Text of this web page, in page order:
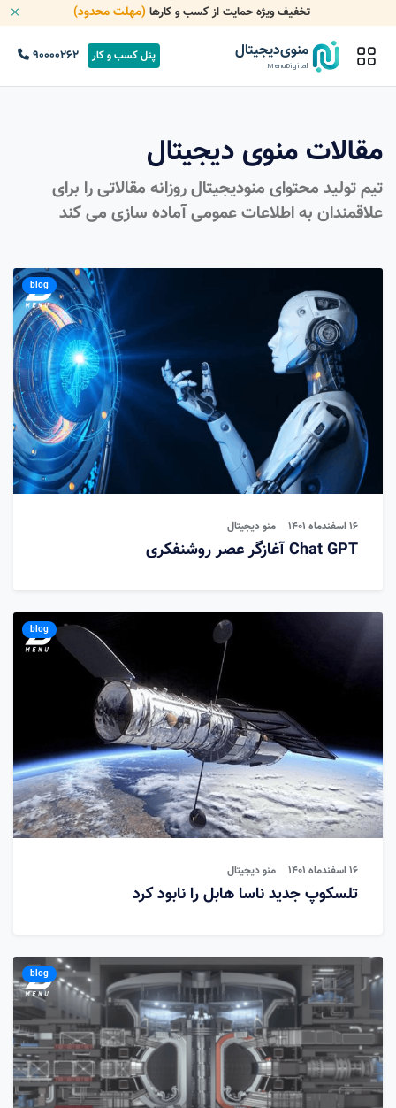
تخفیف ویژه حمایت از کسب و کارها(مهلت محدود)
منوی‌دیجیتال
MenuDigital
پنل کسب و کار 90000262
مقالات منوی دیجیتال
تیم تولید محتوای منودیجیتال روزانه مقالاتی را برای
علاقمندان به اطلاعات عمومی آماده سازی می کند
blog
۱۶ اسفندماه ۱۴۰۱ منو دیجیتال
Chat GPT آغازگر عصر روشنفکری
blog
۱۶ اسفندماه ۱۴۰۱ منو دیجیتال
تلسکوپ جدید ناسا هابل را نابود کرد
blog